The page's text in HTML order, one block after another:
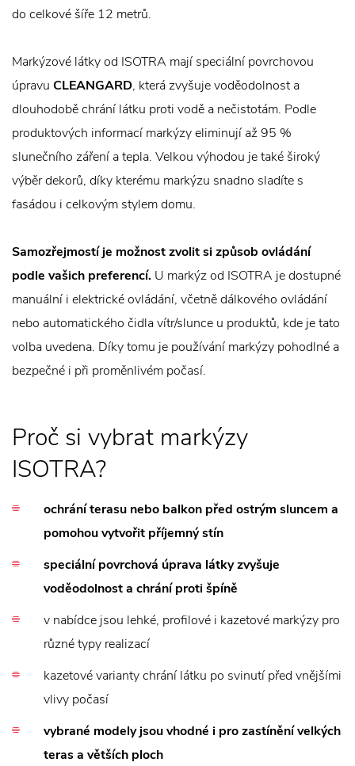
do celkové šíře 12 metrů.
Markýzové látky od ISOTRA mají speciální povrchovou
úpravu CLEANGARD, která zvyšuje voděodolnost a
dlouhodobě chrání látku proti vodě a nečistotám. Podle
produktových informací markýzy eliminují až 95 %
slunečního záření a tepla. Velkou výhodou je také široký
výběr dekorů, díky kterému markýzu snadno sladíte s
fasádou i celkovým stylem domu.
Samozřejmostí je možnost zvolit si způsob ovládání
podle vašich preferencí. U markýz od ISOTRA je dostupné
manuální i elektrické ovládání, včetně dálkového ovládání
nebo automatického čidla vítr/slunce u produktů, kde je tato
volba uvedena. Díky tomu je používání markýzy pohodlné a
bezpečné i při proměnlivém počasí.
Proč si vybrat markýzy
ISOTRA?
ochrání terasu nebo balkon před ostrým sluncem a
pomohou vytvořit příjemný stín
speciální povrchová úprava látky zvyšuje
voděodolnost a chrání proti špíně
v nabídce jsou lehké, profilové i kazetové markýzy pro
různé typy realizací
kazetové varianty chrání látku po svinutí před vnějšími
vlivy počasí
vybrané modely jsou vhodné i pro zastínění velkých
teras a větších ploch